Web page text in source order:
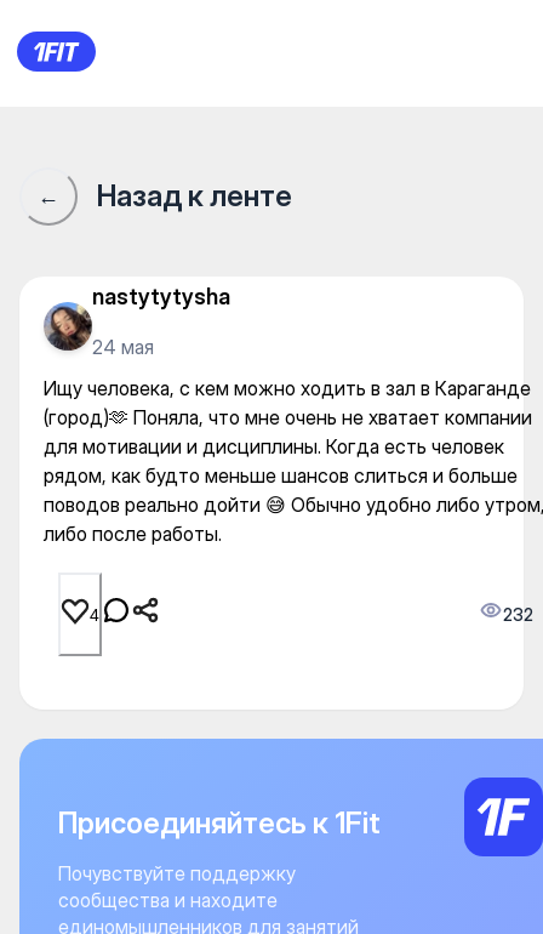
Ищу человека, с кем можно
← Назад к ленте
nastytytysha
24 мая
Ищу человека, с кем можно ходить в зал в Караганде
(город)🫶 Поняла, что мне очень не хватает компании
для мотивации и дисциплины. Когда есть человек
рядом, как будто меньше шансов слиться и больше
поводов реально дойти 😅 Обычно удобно либо
либо после работы.
4 232
Присоединяйтесь к 1Fit
Почувствуйте поддержку
сообщества и находите
единомышленников для занятий